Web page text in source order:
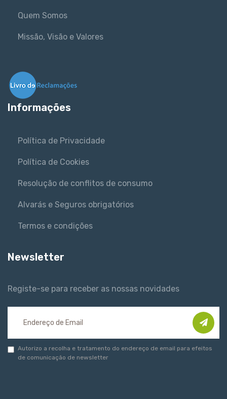
Quem Somos
Missão, Visão e Valores
Informações
Política de Privacidade
Política de Cookies
Resolução de conflitos de consumo
Alvarás e Seguros obrigatórios
Termos e condições
Newsletter
Registe-se para receber as nossas novidades
Autorizo a recolha e tratamento do endereço de email para efeitos
de comunicação de newsletter